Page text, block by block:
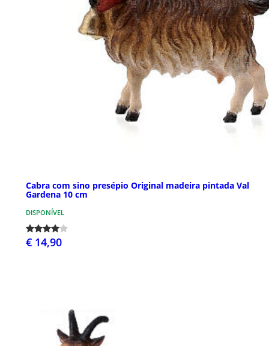
Cabra com sino presépio Original madeira pintada Val
Gardena 10 cm
DISPONÍVEL
€ 14,90